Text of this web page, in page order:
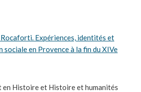
Expériences, identités et
sociale en Provence à la fin du XIVe
en Histoire et Histoire et humanités